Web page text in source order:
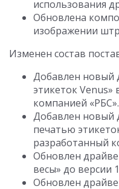
использования
Обновлена
изображении
Изменен состав
Добавлен новый
этикеток Venus»
компанией «РБС».
Добавлен новый
печатью
разработанный
Обновлен
весы» до версии
Обновлен